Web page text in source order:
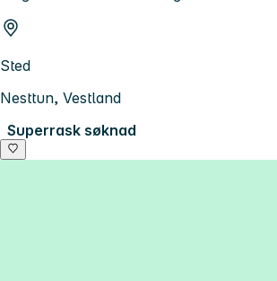
Sted
Nesttun, Vestland
Superrask søknad